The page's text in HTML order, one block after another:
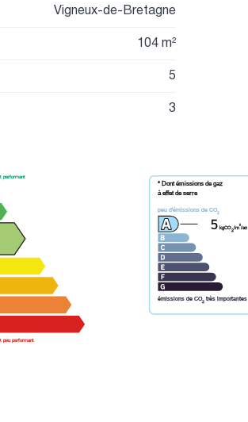
Vigneux-de-Bretagne
104 m²
5
3
performant
peu performant
* Dont émissions de gaz
à effet de serre
peu d'émissions de CO2
émissions de CO2 très importantes
5kgCO2/m²/an